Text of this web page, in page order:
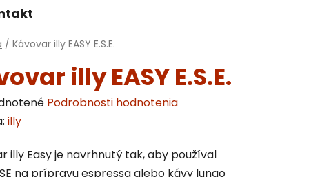
/ Kávovar illy EASY E.S.E.
illy EASY E.S.E.
Podrobnosti hodnotenia
illy
illy Easy je navrhnutý tak, aby používal
na prípravu espressa alebo kávy lungo